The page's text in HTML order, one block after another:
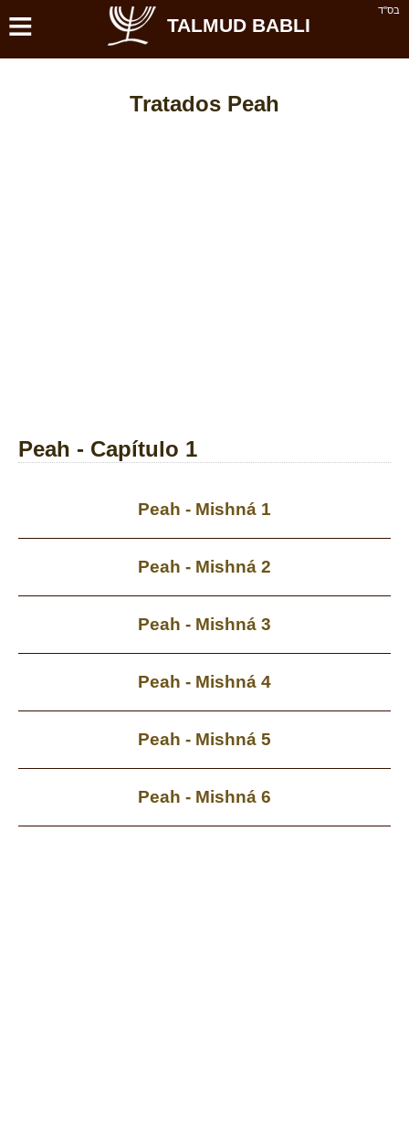
בס''ד ≡ TALMUD BABLI
Tratados Peah
Peah - Capítulo 1
Peah - Mishná 1
Peah - Mishná 2
Peah - Mishná 3
Peah - Mishná 4
Peah - Mishná 5
Peah - Mishná 6